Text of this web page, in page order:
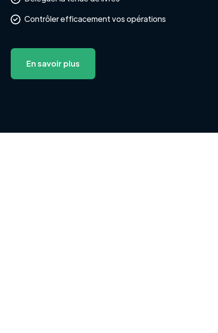
Contrôler efficacement vos opérations
En savoir plus